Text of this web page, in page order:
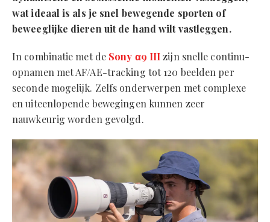
wat ideaal is als je snel bewegende sporten of
beweeglijke dieren uit de hand wilt vastleggen.
In combinatie met de Sony α9 IIIzijn snelle continu-
opnamen met AF/AE-tracking tot 120 beelden per
seconde mogelijk. Zelfs onderwerpen met complexe
en uiteenlopende bewegingen kunnen zeer
nauwkeurig worden gevolgd.